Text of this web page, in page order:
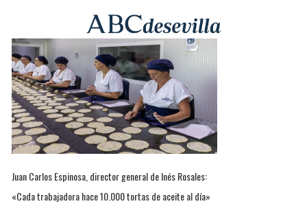
Juan Carlos Espinosa, director general de Inés Rosales:
«Cada trabajadora hace 10.000 tortas de aceite al día»